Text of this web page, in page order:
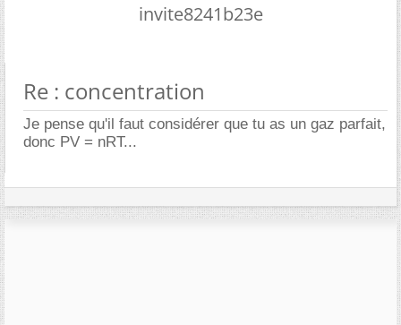
invite8241b23e
Re : concentration
Je pense qu'il faut considérer que tu as un gaz parfait,
donc PV = nRT...